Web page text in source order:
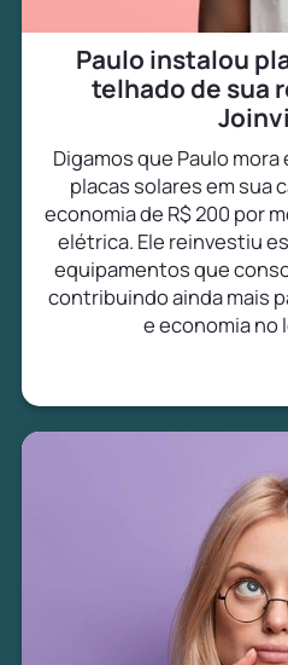
Paulo instalou
telhado de sua
Digamos que Paulo
placas solares em sua
economia de R$ 200 por
elétrica. Ele reinvestiu
equipamentos que
contribuindo ainda mais
e economia no